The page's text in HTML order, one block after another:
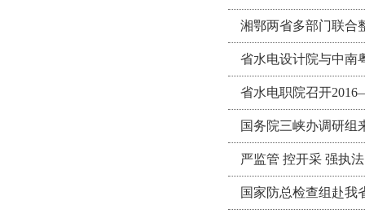
湘鄂两省多部门联合
省水电设计院与中南
省水电职院召开
国务院三峡办调研组
严监管 控开采 强执
国家防总检查组赴我